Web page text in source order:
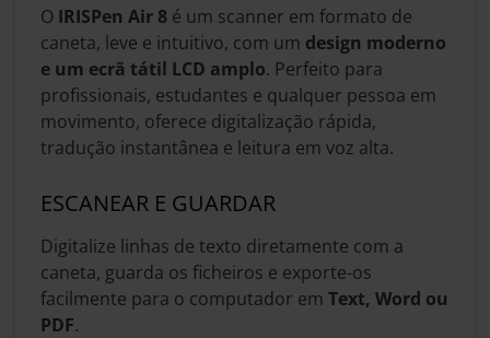
O IRISPen Air 8 é um scanner em formato de
caneta, leve e intuitivo, com um design moderno
e um ecrã tátil LCD amplo. Perfeito para
profissionais, estudantes e qualquer pessoa em
movimento, oferece digitalização rápida,
tradução instantânea e leitura em voz alta.
ESCANEAR E GUARDAR
Digitalize linhas de texto diretamente com a
caneta, guarda os ficheiros e exporte-os
facilmente para o computador em Text, Word ou
PDF.